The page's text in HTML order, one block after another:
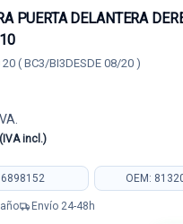
PUERTA DELANTERA
20 ( BC3/BI3DESDE 08/20 )
(IVA incl.)
OEM:
Envío 24-48h